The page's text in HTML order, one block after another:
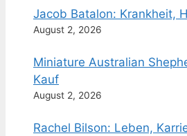
Jacob Batalon: Krankheit,
August 2, 2026
Miniature Australian
Kauf
August 2, 2026
Rachel Bilson: Leben,